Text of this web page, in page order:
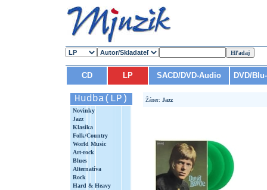
CD LP SACD/DVD-Audio DVD/
Hudba(LP)
Novinky
Jazz
Klasika
Folk/Country
World Music
Art-rock
Blues
Alternatíva
Rock
Hard & Heavy
Žáner: Jazz